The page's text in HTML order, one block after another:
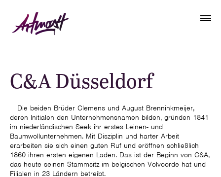
C&A Düsseldorf
Die beiden Brüder Clemens und August Brenninkmeijer,
deren Initialen den Unternehmensnamen bilden, gründen 1841
im niederländischen Seek ihr erstes Leinen- und
Baumwollunternehmen. Mit Disziplin und harter Arbeit
erarbeiten sie sich einen guten Ruf und eröffnen schließlich
1860 ihren ersten eigenen Laden. Das ist der Beginn von C&A,
das heute seinen Stammsitz im belgischen Volvoorde hat und
Filialen in 23 Ländern betreibt.